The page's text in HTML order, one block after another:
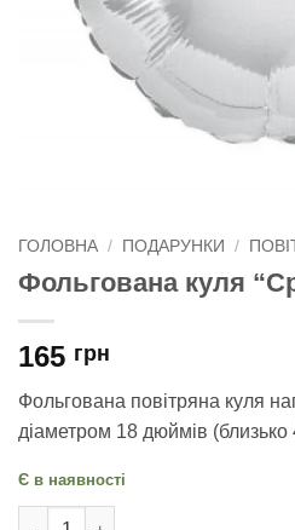
ГОЛОВНА / ПОДАРУНКИ /
Фольгована куля
165 грн
Фольгована повітряна куля
діаметром 18 дюймів (близько
Є в наявності
Фольгована куля "Срібне коло"